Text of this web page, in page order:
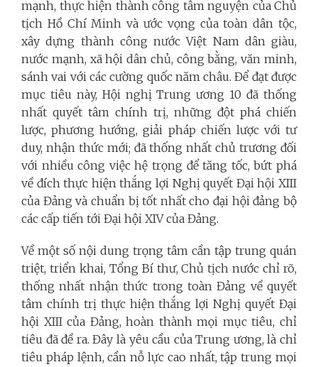
mạnh, thực hiện thành công tâm nguyện của Chủ
tịch Hồ Chí Minh và ước vọng của toàn dân tộc,
xây dựng thành công nước Việt Nam dân giàu,
nước mạnh, xã hội dân chủ, công bằng, văn minh,
sánh vai với các cường quốc năm châu. Để đạt được
mục tiêu này, Hội nghị Trung ương 10 đã thống
nhất quyết tâm chính trị, những đột phá chiến
lược, phương hướng, giải pháp chiến lược với tư
duy, nhận thức mới; đã thống nhất chủ trương đối
với nhiều công việc hệ trọng để tăng tốc, bứt phá
về đích thực hiện thắng lợi Nghị quyết Đại hội XIII
của Đảng và chuẩn bị tốt nhất cho đại hội đảng bộ
các cấp tiến tới Đại hội XIV của Đảng.
Về một số nội dung trọng tâm cần tập trung quán
triệt, triển khai, Tổng Bí thư, Chủ tịch nước chỉ rõ,
thống nhất nhận thức trong toàn Đảng về quyết
tâm chính trị thực hiện thắng lợi Nghị quyết Đại
hội XIII của Đảng, hoàn thành mọi mục tiêu, chỉ
tiêu đã đề ra. Đây là yêu cầu của Trung ương, là chỉ
tiêu pháp lệnh, cần nỗ lực cao nhất, tập trung mọi